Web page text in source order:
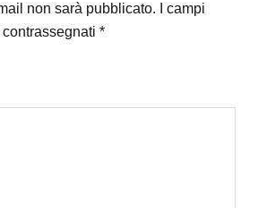
non sarà pubblicato.
I campi
*